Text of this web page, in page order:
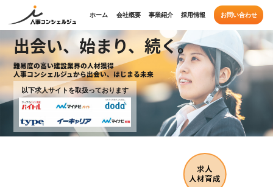
ホーム 会社概要 事業紹介 採用情報 お問い合わせ
出会い、始まり、続く。
難易度の高い建設業界の人材獲得
人事コンシェルジュから出会い、はじまる未来
以下求人サイトを取扱っております
求人
人材育成